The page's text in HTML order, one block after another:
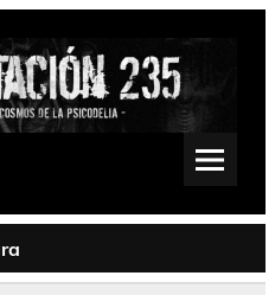
Sludge, Fuzz, Space, Drone